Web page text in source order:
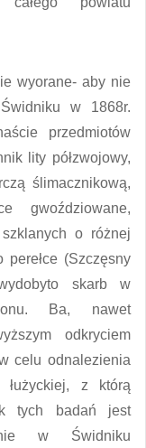
wyorane- aby nie
w 1868r.
przedmiotów
lity półzwojowy,
ślimacznikową,
gwoździowane,
o różnej
(Szczęsny
skarb w
Ba, nawet
odkryciem
celu odnalezienia
z którą
tych badań jest
w Świdniku